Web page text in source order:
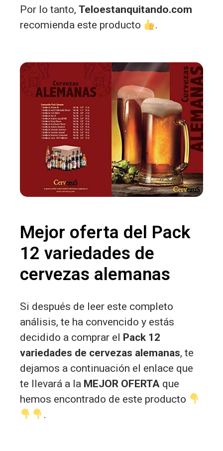
Por lo tanto, Teloestanquitando.com
recomienda este producto
.
Mejor oferta del Pack
12 variedades de
cervezas alemanas
Si después de leer este completo
análisis, te ha convencido y estás
decidido a comprar el Pack 12
variedades de cervezas alemanas, te
dejamos a continuación el enlace que
te llevará a la MEJOR OFERTA que
hemos encontrado de este producto
.